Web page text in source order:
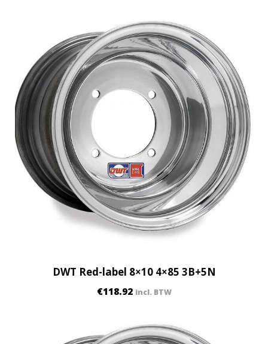
DWT Red-label 8×10 4×85 3B+5N
€118.92 incl. BTW